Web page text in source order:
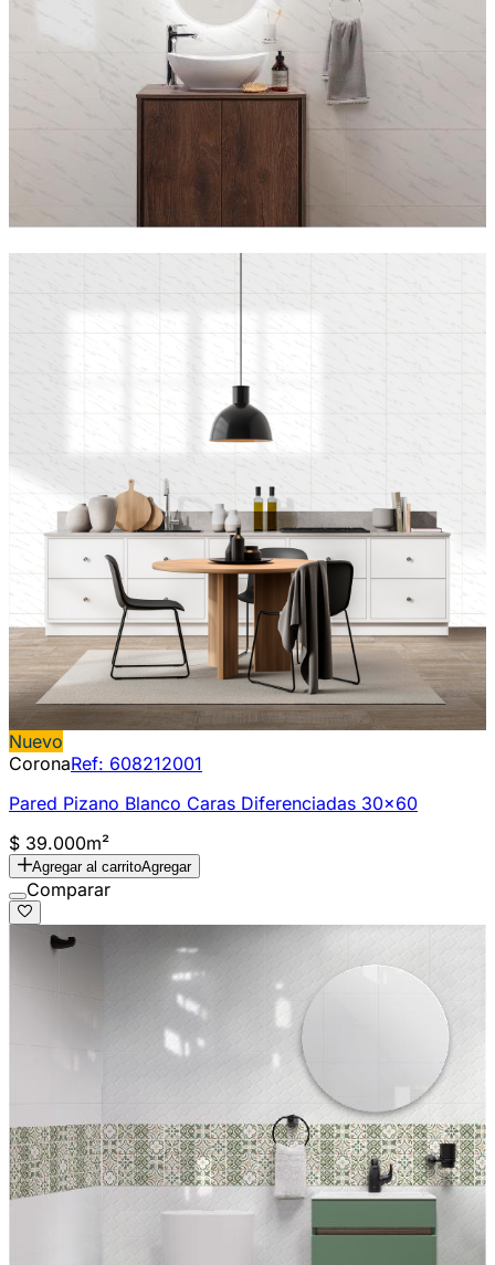
Nuevo
CoronaRef: 608212001
Pared Pizano Blanco Caras Diferenciadas 30x60
$ 39.000m²
Agregar al carritoAgregar
Comparar